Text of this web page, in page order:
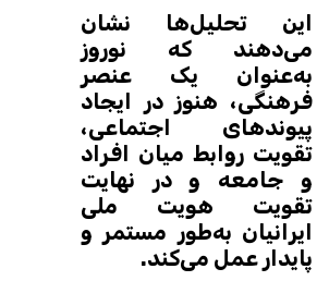
این تحلیل‌ها نشان
می‌دهند که نوروز
به‌عنوان یک عنصر
فرهنگی، هنوز در ایجاد
پیوندهای اجتماعی،
تقویت روابط میان افراد
و جامعه و در نهایت
تقویت هویت ملی
ایرانیان به‌طور مستمر و
پایدار عمل می‌کند.